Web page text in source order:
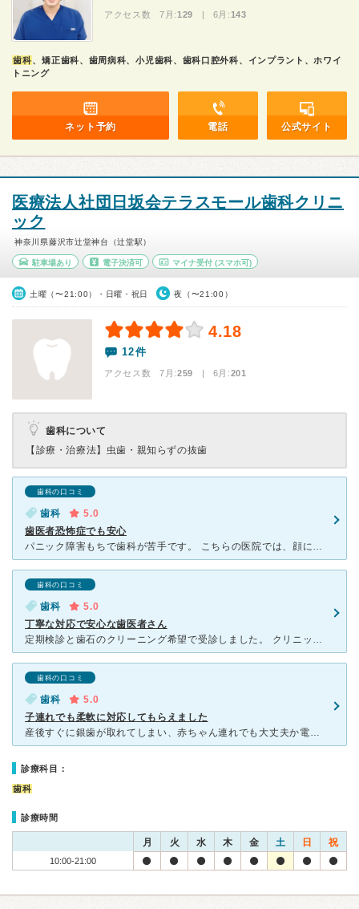
アクセス数 7月: 129 | 6月: 143
歯科、矯正歯科、歯周病科、小児歯科、歯科口腔外科、インプラント、ホワイ
トニング
ネット予約 電話 公式サイト
医療法人社団日坂会テラスモール歯科クリニ
ック
神奈川県藤沢市辻堂神台（辻堂駅）
駐車場あり 電子決済可 マイナ受付 (スマホ可)
土曜（〜21:00）・日曜・祝日 夜（〜21:00）
4.18
12件
アクセス数 7月:259 | 6月:201
歯科について
【診療・治療法】 虫歯・親知らずの抜歯
歯科の口コミ
歯科
5.0
歯医者恐怖症でも安心
パニック障害もちで歯科が苦手です。 こちらの医院では、顔にタオルをかけてくれて、口のみが見える状態で治療してくれます。この顔タオルが想像以上に安心感があり、不要な恐怖心が湧き上がりません。同様な症状
歯科の口コミ
歯科
5.0
丁寧な対応で安心な歯医者さん
定期検診と歯石のクリーニング希望で受診しました。 クリニックの中はホテルのように綺麗です。 対応も丁寧で安心感がありました。 初回はクリーニングはできないのですが、歯周病の検査をしていただき
歯科の口コミ
歯科
5.0
子連れでも柔軟に対応してもらえました
産後すぐに銀歯が取れてしまい、赤ちゃん連れでも大丈夫か電話で確認したら、構いませんよという事でお世話になりました。診療は、赤ちゃんをお腹に乗せた状態で行い、レントゲンの時は、赤ちゃんの抱っこに慣れてい
診療科目：
歯科
診療時間
月 火 水 木 金 土 日 祝
10:00-21:00